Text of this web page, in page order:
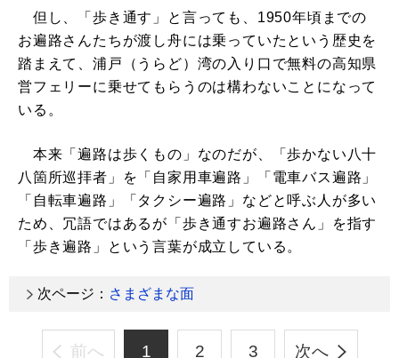
但し、「歩き通す」と言っても、1950年頃までの
お遍路さんたちが渡し舟には乗っていたという歴史を
踏まえて、浦戸（うらど）湾の入り口で無料の高知県
営フェリーに乗せてもらうのは構わないことになって
いる。
本来「遍路は歩くもの」なのだが、「歩かない八十
八箇所巡拝者」を「自家用車遍路」「電車バス遍路」
「自転車遍路」「タクシー遍路」などと呼ぶ人が多い
ため、冗語ではあるが「歩き通すお遍路さん」を指す
「歩き遍路」という言葉が成立している。
次ページ： さまざまな面
前へ 1 2 3 次へ